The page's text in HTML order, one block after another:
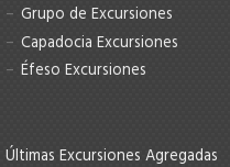
Grupo de Excursiones
Capadocia Excursiones
Éfeso Excursiones
Últimas Excursiones Agregadas